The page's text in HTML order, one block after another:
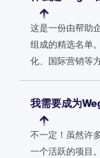
这是一份由帮助
组成的精选名单
化、国际营销等
我需要成为
不一定！虽然许
一个活跃的项目